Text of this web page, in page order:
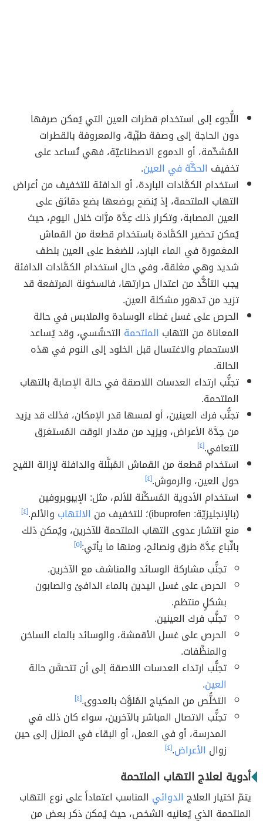
اللُّجوء إلى استخدام قطرات العين التي يُمكن صرفها
دون الحاجة إلى وصفة طبِّية، والمعروفة بالقطرات
المُشحِّمة، أو الدموع الاصطناعيّة، فهي تُساعد على
تخفيف الحكَّة في العين.
استخدام الكمَّادات الباردة، أو الدافئة للتخفيف من أعراض
التهاب الملتحمة، إذ يُنصَح بوضعها بضع دقائق على
العين المصابة، وتكرار ذلك عِدَّة مرَّات خلال اليوم، حيث
يُمكن تحضير الكمَّادة باستخدام قطعة من القماش
المغمورة في الماء البارد، للضغط على العين بلطف
شديد وهي مغلقة، وفي حال استخدام الكمَّادات الدافئة
يجب التأكُّد من اعتدال حرارتها، فالسخونة المرتفعة قد
تزيد من تدهور مشكلة العين.
الحرص على غسل غطاء الوسادة والملابس في حالة
المعاناة من التهاب الملتحمة التحسُّسي، وقد يُساعد
الاستحمام والاغتسال قبل الخلود إلى النوم في هذه
الحالة.
تجنُّب ارتداء العدسات اللاصقة في حالة الإصابة بالتهاب
الملتحمة.
تجنُّب فرك العينين، أو لمسها قدر الإمكان، فذلك قد يزيد
من حِدَّة الأعراض، ويزيد من مقدار الوقت المُستغرَق
للتعافي.[٤]
استخدام قطعة من القماش المُبلَّلة والدافئة لإزالة القيح
حول العين، والرموش.[٤]
استخدام الأدوية المُسكِّنة للألم، مثل: الإيبوبروفين
(بالإنجليزيّة: ibuprofen)؛ للتخفيف من
الالتهاب والألم.[٤]
منع انتشار عدوى التهاب الملتحمة للآخرين، ويُمكن ذلك
باتِّباع عِدَّة طرق ونصائح، ومنها ما يأتي:[٥]
تجنُّب مشاركة الوسائد والمناشف مع الآخرين.
الحرص على غسل اليدين بالماء الدافئ والصابون
بشكلٍ منتظم.
تجنُّب فرك العينين.
الحرص على غسل الأقمشة، والوسائد بالماء الساخن
والمنظِّفات.
تجنُّب ارتداء العدسات اللاصقة إلى أن تتحسَّن حالة
العين.
التخلُّص من المكياج المُلوَّث بالعدوى.[٤]
تجنُّب الاتصال المباشر بالآخرين، سواء كان ذلك في
المدرسة، أو في العمل، أو البقاء في المنزل إلى حين
زوال الأعراض.[٤]
أدوية لعلاج التهاب الملتحمة
يتمّ اختيار العلاج الدوائي المناسب اعتماداً على نوع التهاب
الملتحمة الذي يُعانيه الشخص، حيث يُمكن ذكر بعض من